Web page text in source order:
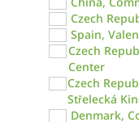
Czech
Spain,
Czech
Center
Czech
Střelecká
Denmark,